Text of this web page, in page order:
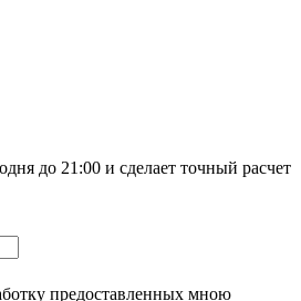
до 21:00 и сделает точный расчет
предоставленных мною